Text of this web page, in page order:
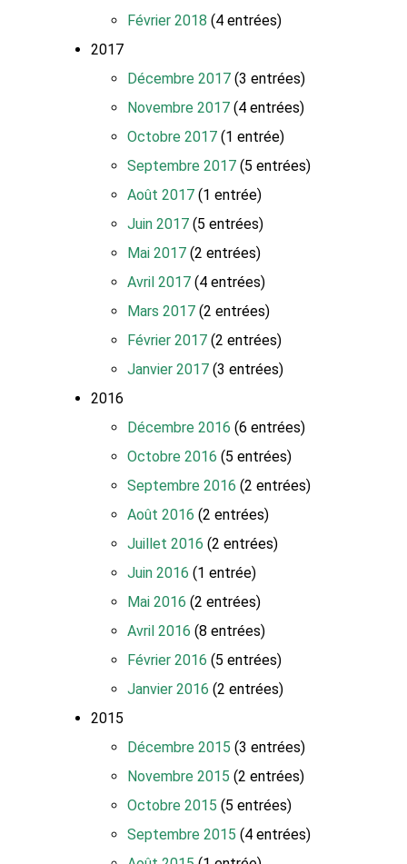
Février 2018 (4 entrées)
2017
Décembre 2017 (3 entrées)
Novembre 2017 (4 entrées)
Octobre 2017 (1 entrée)
Septembre 2017 (5 entrées)
Août 2017 (1 entrée)
Juin 2017 (5 entrées)
Mai 2017 (2 entrées)
Avril 2017 (4 entrées)
Mars 2017 (2 entrées)
Février 2017 (2 entrées)
Janvier 2017 (3 entrées)
2016
Décembre 2016 (6 entrées)
Octobre 2016 (5 entrées)
Septembre 2016 (2 entrées)
Août 2016 (2 entrées)
Juillet 2016 (2 entrées)
Juin 2016 (1 entrée)
Mai 2016 (2 entrées)
Avril 2016 (8 entrées)
Février 2016 (5 entrées)
Janvier 2016 (2 entrées)
2015
Décembre 2015 (3 entrées)
Novembre 2015 (2 entrées)
Octobre 2015 (5 entrées)
Septembre 2015 (4 entrées)